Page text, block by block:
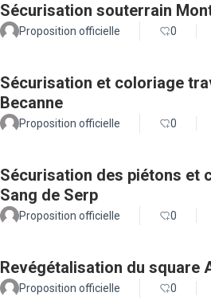
Sécurisation souterrain
Proposition officielle 0
Sécurisation et coloriage
Becanne
Proposition officielle 0
Sécurisation des piétons et
Sang de Serp
Proposition officielle 0
Revégétalisation du square
Proposition officielle 0